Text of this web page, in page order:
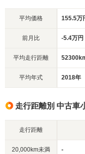
平均価格 155.5万
前月比 -5.4万円
平均走行距離
平均年式 2018年
走行距離別 中古車
走行距離
20,000km未満 -